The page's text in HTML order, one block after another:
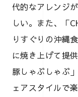
代的なアレンジ
しい。また、「
りすぐりの沖縄
に焼き上げて提
豚しゃぶしゃぶ
ェアスタイルで